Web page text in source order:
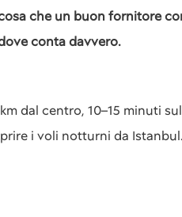
che un buon fornitore
conta davvero.
dal centro, 10–15 minuti
i voli notturni da